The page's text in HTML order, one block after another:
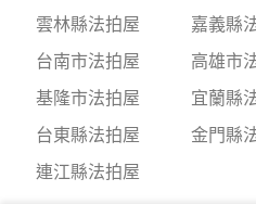
雲林縣法拍屋
嘉義縣
台南市法拍屋
高雄市
基隆市法拍屋
宜蘭縣
台東縣法拍屋
金門縣
連江縣法拍屋